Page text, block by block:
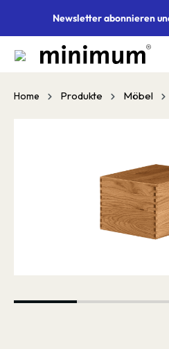
springenNewsletter abonnieren
Home Produkte Möbel